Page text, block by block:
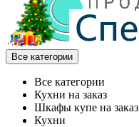
Все категории
Все категории
Кухни на заказ
Шкафы купе на заказ
Кухни